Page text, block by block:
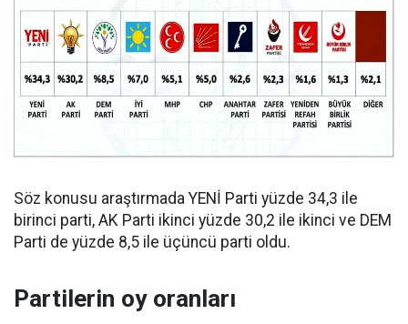
Söz konusu araştırmada YENİ Parti yüzde 34,3 ile
birinci parti, AK Parti ikinci yüzde 30,2 ile ikinci ve DEM
Parti de yüzde 8,5 ile üçüncü parti oldu.
Partilerin oy oranları